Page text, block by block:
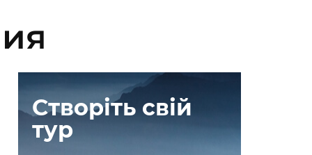
Створіть свій
тур